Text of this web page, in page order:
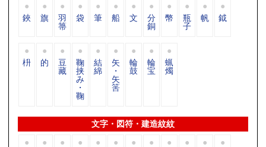
鋏 旗 羽
箒
袋 筆 船 文 分
銅
幣 瓶
子
帆 鉞
枡 的 豆
藏
鞠
挟
み
・
鞠
結
綿
矢
・
矢
筈
輪
鼓
輪
宝
蝋
燭
文字・図符・建造紋紋